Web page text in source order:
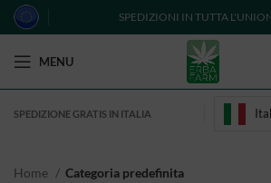
SPEDIZIONI IN TUTTA
MENU
SPEDIZIONE GRATIS IN ITALIA
Home Categoria predefinita